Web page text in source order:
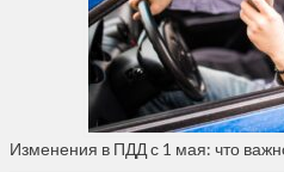
Изменения в ПДД с 1 мая: что